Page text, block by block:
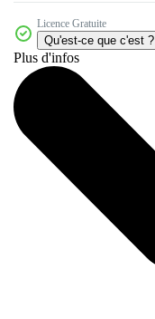
Licence Gratuite
Qu'est-ce que c'est ?
Plus d'infos